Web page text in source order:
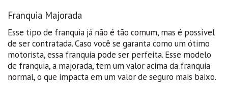
Franquia Majorada
Esse tipo de franquia já não é tão comum, mas é possível
de ser contratada. Caso você se garanta como um ótimo
motorista, essa franquia pode ser perfeita. Esse modelo
de franquia, a majorada, tem um valor acima da franquia
normal, o que impacta em um valor de seguro mais baixo.